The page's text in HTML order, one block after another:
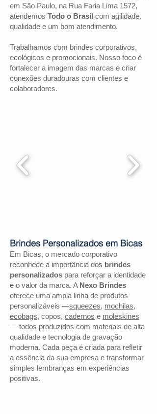
em São Paulo, na Rua Faria Lima 1572,
atendemos Todo o Brasil com agilidade,
qualidade e um bom atendimento.
Trabalhamos com brindes corporativos,
ecológicos e promocionais. Nosso foco é
fortalecer a imagem das marcas e criar
conexões duradouras com clientes e
colaboradores.
Em Bicas, o mercado corporativo
reconhece a importância dos brindes
personalizados para reforçar a identidade
e o valor da marca. A Nexo Brindes
oferece uma ampla linha de produtos
personalizáveis —squeezes, mochilas,
ecobags, copos, cadernos e moleskines
— todos produzidos com materiais de alta
qualidade e tecnologia de gravação
moderna. Cada peça é criada para refletir
a essência da sua empresa e transformar
simples lembranças em experiências
positivas.
Brindes Personalizados em Bicas